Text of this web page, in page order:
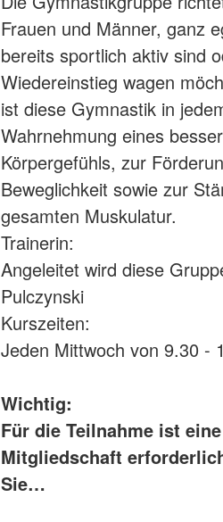
Frauen und Männer, ganz
bereits sportlich aktiv sind
Wiedereinstieg wagen
ist diese Gymnastik in
Wahrnehmung eines
Körpergefühls, zur
Beweglichkeit sowie zur
gesamten Muskulatur.
Trainerin:
Angeleitet wird diese
Pulczynski
Kurszeiten:
Jeden Mittwoch von 9.30 -
Wichtig:
Für die Teilnahme ist
Mitgliedschaft
Sie…